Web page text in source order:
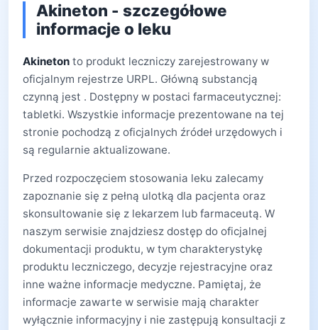
Akineton - szczegółowe
informacje o leku
Akineton to produkt leczniczy zarejestrowany w
oficjalnym rejestrze URPL. Główną substancją
czynną jest . Dostępny w postaci farmaceutycznej:
tabletki. Wszystkie informacje prezentowane na tej
stronie pochodzą z oficjalnych źródeł urzędowych i
są regularnie aktualizowane.
Przed rozpoczęciem stosowania leku zalecamy
zapoznanie się z pełną ulotką dla pacjenta oraz
skonsultowanie się z lekarzem lub farmaceutą. W
naszym serwisie znajdziesz dostęp do oficjalnej
dokumentacji produktu, w tym charakterystykę
produktu leczniczego, decyzje rejestracyjne oraz
inne ważne informacje medyczne. Pamiętaj, że
informacje zawarte w serwisie mają charakter
wyłącznie informacyjny i nie zastępują konsultacji z